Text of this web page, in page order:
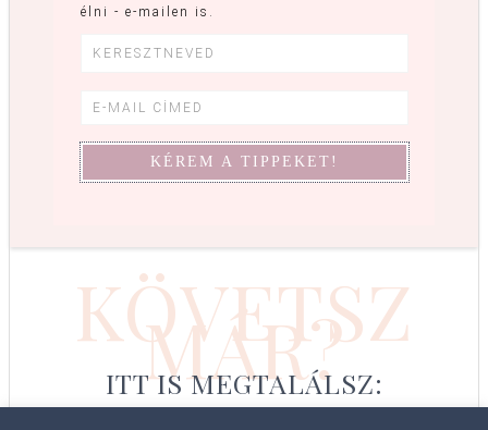
élni - e-mailen is.
KÖVETSZ
MÁR?
ITT IS MEGTALÁLSZ: